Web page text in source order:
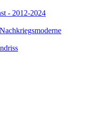
- 2012-2024